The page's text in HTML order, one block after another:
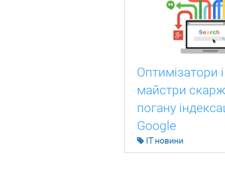
Оптимізатори
майстри
погану
Google
IT новини